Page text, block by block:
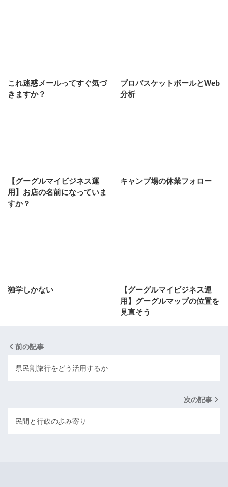
これ迷惑メールってすぐ気づ
きますか？
プロバスケットボールとWeb
分析
【グーグルマイビジネス運
用】お店の名前になっていま
すか？
キャンプ場の休業フォロー
独学しかない
【グーグルマイビジネス運
用】グーグルマップの位置を
見直そう
前の記事
県民割旅行をどう活用するか
次の記事
民間と行政の歩み寄り